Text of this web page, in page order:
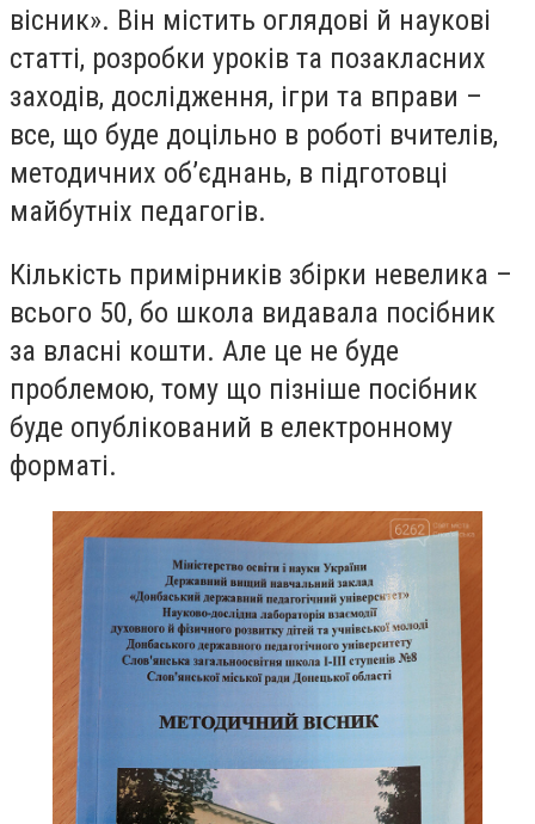
вісник». Він містить оглядові й наукові
статті, розробки уроків та позакласних
заходів, дослідження, ігри та вправи –
все, що буде доцільно в роботі вчителів,
методичних об’єднань, в підготовці
майбутніх педагогів.
Кількість примірників збірки невелика –
всього 50, бо школа видавала посібник
за власні кошти. Але це не буде
проблемою, тому що пізніше посібник
буде опублікований в електронному
форматі.